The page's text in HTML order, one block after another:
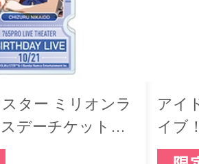
ター ミリオンラ
デーチケットキ
階堂千鶴
アイ
イブ
ーホ